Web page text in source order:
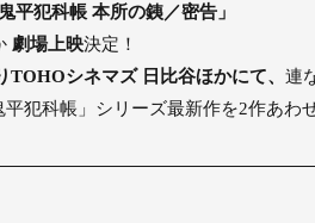
平犯科帳 本所の銕／密告」
劇場上映決定！
TOHOシネマズ 日比谷ほかにて、 連
犯科帳」シリーズ最新作を2作あ